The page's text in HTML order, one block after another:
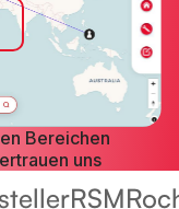
Bereichen
uns
RSM